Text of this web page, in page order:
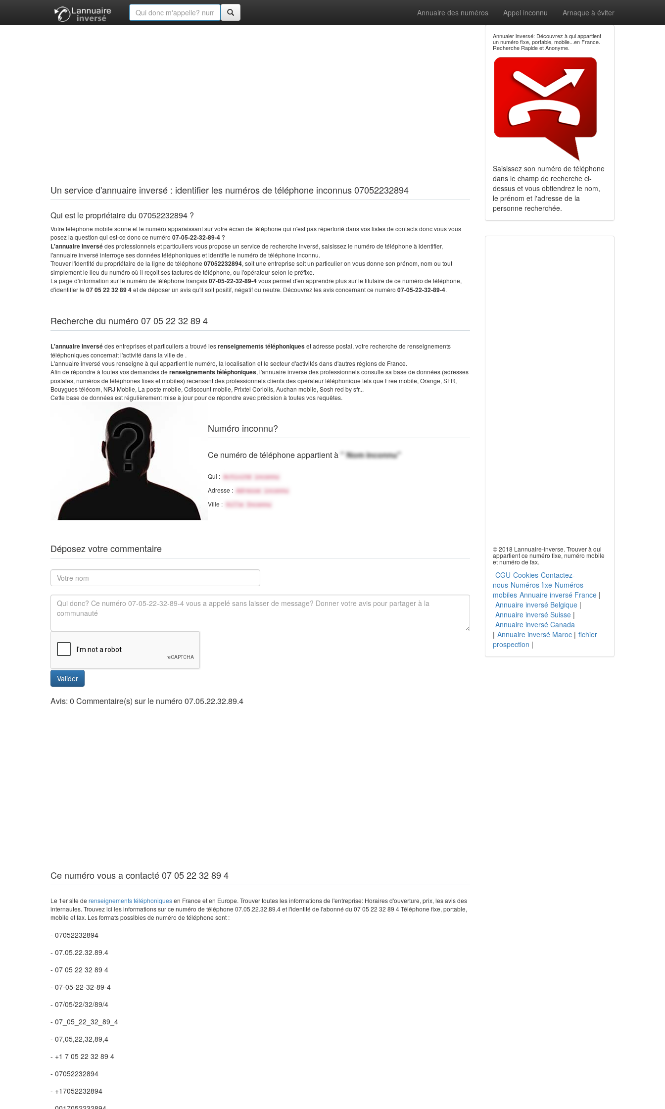
Annuaire des numéros Appel inconnu Arnaque à éviter
Un service d'annuaire inversé : identifier les numéros de téléphone inconnus 07052232894
Qui est le propriétaire du 07052232894 ?
Votre téléphone mobile sonne et le numéro apparaissant sur votre écran de téléphone qui n'est pas répertorié dans vos listes de contacts donc vous vous
posez la question qui est-ce donc ce numéro 07-05-22-32-89-4 ?
L'annuaire inversédes professionnels et particuliers vous propose un service de recherche inversé, saisissez le numéro de téléphone à identifier,
l'annuaire inversé interroge ses données téléphoniques et identifie le numéro de téléphone inconnu.
Trouver l'identité du propriétaire de la ligne de téléphone 07052232894, soit une entreprise soit un particulier on vous donne son prénom, nom ou tout
simplement le lieu du numéro où il reçoit ses factures de téléphone, ou l'opérateur selon le préfixe.
La page d'information sur le numéro de téléphone français07-05-22-32-89-4vous permet d'en apprendre plus sur le titulaire de ce numéro de téléphone,
d'identifier le 07 05 22 32 89 4et de déposer un avis qu'il soit positif, négatif ou neutre. Découvrez les avis concernant ce numéro 07-05-22-32-89-4.
Recherche du numéro 07 05 22 32 89 4
L'annuaire inversédes entreprises et particuliers a trouvé lesrenseignements téléphoniqueset adresse postal, votre recherche de renseignements
téléphoniques concernait l'activité dans la ville de .
L'annuaire inversé vous renseigne à qui appartient le numéro, la localisation et le secteur d'activités dans d'autres régions de France.
Afin de répondre à toutes vos demandes de renseignements téléphoniques, l'annuaire inverse des professionnels consulte sa base de données (adresses
postales, numéros de téléphones fixes et mobiles) recensant des professionnels clients des opérateur téléphonique tels que Free mobile, Orange, SFR,
Bouygues télécom, NRJ Mobile, La poste mobile, Cdiscount mobile, Prixtel Coriolis, Auchan mobile, Sosh red by sfr...
Cette base de données est régulièrement mise à jour pour de répondre avec précision à toutes vos requêtes.
Numéro inconnu?
Ce numéro de téléphone appartient à" Nom inconnu"
Qui : Activité inconnu
Adresse : Adresse inconnu
Ville : Ville Inconnu
Déposez votre commentaire
Valider
Avis: 0 Commentaire(s) sur le numéro 07.05.22.32.89.4
Ce numéro vous a contacté 07 05 22 32 89 4
Le 1er site de renseignements téléphoniquesen France et en Europe. Trouver toutes les informations de l'entreprise: Horaires d'ouverture, prix, les avis des
internautes. Trouvez ici les informations sur ce numéro de téléphone 07.05.22.32.89.4 et l'identité de l'abonné du 07 05 22 32 89 4 Téléphone fixe, portable,
mobile et fax. Les formats possibles de numéro de téléphone sont :
- 07052232894
- 07.05.22.32.89.4
- 07 05 22 32 89 4
- 07-05-22-32-89-4
- 07/05/22/32/89/4
- 07_05_22_32_89_4
- 07,05,22,32,89,4
- +1 7 05 22 32 89 4
- 07052232894
- +17052232894
Annuaier inversé: Découvrez à qui appartient
un numéro fixe, portable, mobile...en France.
Recherche Rapide et Anonyme.
Saisissez son numéro de téléphone
dans le champ de recherche ci-
dessus et vous obtiendrez le nom,
le prénom et l'adresse de la
personne recherchée.
© 2018 Lannuaire-inverse. Trouver à qui
appartient ce numéro fixe, numéro mobile
et numéro de fax.
CGU Cookies Contactez-
nous Numéros fixe Numéros
mobiles Annuaire inversé France|
Annuaire inversé Belgique|
Annuaire inversé Suisse|
Annuaire inversé Canada
| Annuaire inversé Maroc| fichier
prospection |